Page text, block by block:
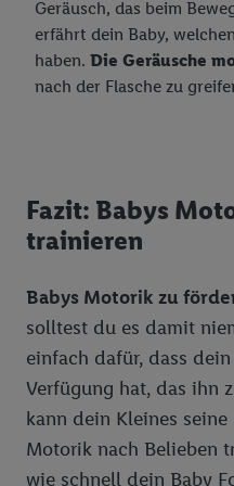
Geräusch, das beim
erfährt dein Baby,
haben. Die Geräusche
nach der Flasche zu
Fazit: Babys
trainieren
Babys Motorik zu
solltest du es damit
einfach dafür, dass
Verfügung hat, das ihn
kann dein Kleines
Motorik nach Belieben
wie schnell dein Baby
damit dieser alseigenständig
Werbekampagnen seiner
Die Erstellung
Kundenkonto - z.B. Alter oder
Standortdaten) auch über
dem Zugriff auf
Erstellung von Zielgruppen
Zusammenhang mit dem
Verarbeitungen auch zur
Werbung, zur
Angeboten sowie zur
dieser Werbeausspielungen.
Sofern Sie hier Ihre